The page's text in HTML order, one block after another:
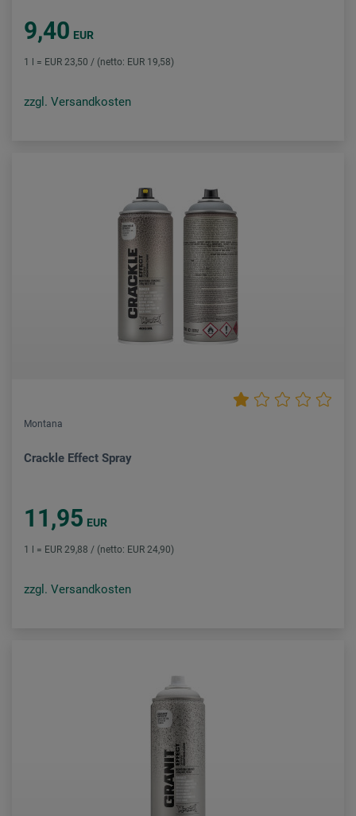
9,40 EUR
1 l = EUR 23,50 / (netto: EUR 19,58)
zzgl. Versandkosten
Montana
Crackle Effect Spray
11,95 EUR
1 l = EUR 29,88 / (netto: EUR 24,90)
zzgl. Versandkosten